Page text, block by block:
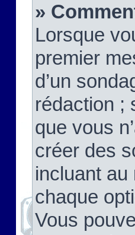
»
Lorsque
premier
d’un
rédaction ;
que vous
créer des
incluant
chaque
Vous